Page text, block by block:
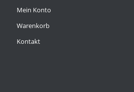
Mein Konto
Warenkorb
Kontakt